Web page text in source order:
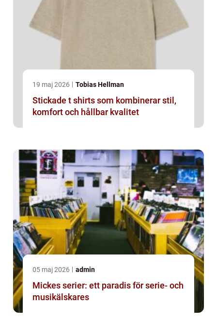
19 maj 2026 Tobias Hellman
Stickade t shirts som kombinerar stil,
komfort och hållbar kvalitet
05 maj 2026 admin
Mickes serier: ett paradis för serie- och
musikälskares